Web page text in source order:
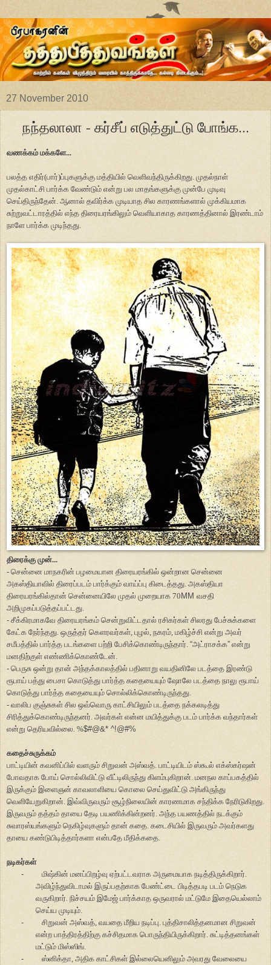
27 November 2010
நந்தலாலா - கர்சீப் எடுத்துட்டு போங்க...
வணக்கம் மக்களே...
பலத்த எதிர்(பார்)ப்புகளுக்கு மத்தியில் வெளிவந்திருக்கிறது. முதல்நாள்
முதல்காட்சி பார்க்க வேண்டும் என்று பல மாதங்களுக்கு முன்பே முடிவு
செய்திருந்தேன். ஆனால் தவிர்க்க முடியாத சில காரணங்களால் முக்கியமாக
சுற்றுவட்டாரத்தில் எந்த திரையரங்கிலும் வெளியாகாத காரணத்தினால் இரண்டாம்
நாளே பார்க்க முடிந்தது.
திரைக்கு முன்...
- சென்னை மாநகரின் பழமையான திரையரங்கில் ஒன்றான சென்னை
அகஸ்தியாவில் திரைப்படம் பார்க்கும் வாய்ப்பு கிடைத்தது. அகஸ்தியா
திரையரங்கில்தான் சென்னையிலே முதல் முறையாக 70 MM வசதி
அறிமுகப்படுத்தப்பட்டது.
- சீக்கிரமாகவே திரையரங்கம் சென்றுவிட்டதால் ரசிகர்கள் சிலரது பேச்சுக்களை
கேட்க நேர்ந்தது. ஒருத்தர் கெளரவர்கள், புழல், நகரம், மகிழ்ச்சி என்று அவர்
சமீபத்தில் பார்த்த படங்களை பற்றி பேசிக்கொண்டிருந்தார். “அட்ராசக்க” என்று
மனதிற்குள் எண்ணிக்கொண்டேன்.
- பெருசு ஒன்று தான் அந்தக்காலத்தில் பதினாறு வயதினிலே படத்தை இரண்டு
ரூபாய் பத்து பைசா கொடுத்து பார்த்த கதையையும் ஷோலே படத்தை நாலு ரூபாய்
கொடுத்து பார்த்த கதையையும் சொல்லிக்கொண்டிருந்தது.
- வாலிப குஞ்சுகள் சில ஒவ்வொரு காட்சியிலும் படத்தை நக்கலடித்து
சிரித்துக்கொண்டிருந்தனர். அவர்கள் என்ன மயித்துக்கு படம் பார்க்க வந்தார்கள்
என்று தெரியவில்லை. %$#@&* ^!@#%
கதைச்சுருக்கம்
பாட்டியின் கவனிப்பில் வளரும் சிறுவன் அஸ்வத். பாட்டியிடம் ஸ்கூல் எக்ஸ்கர்ஷன்
போவதாக போய் சொல்லிவிட்டு வீட்டிலிருந்து கிளம்புகிறான். மனநல காப்பகத்தில்
இருக்கும் இளைஞன் காவலாளியை கொலை செய்துவிட்டு அங்கிருந்து
வெளியேறுகிறான். இவ்விருவரும் சூழ்நிலையின் காரணமாக சந்திக்க நேரிடுகிறது.
இருவரும் தத்தம் தாயை தேடி பயணிக்கின்றனர். அந்த பயணத்தில் நடக்கும்
சுவாரஸ்யங்களும் நெகிழ்வுகளும் தான் கதை. கடைசியில் இருவரும் அவர்களது
தாயை கண்டுபிடித்தார்களா என்பதே மீதிக்கதை.
நடிகர்கள்
-
மிஷ்கின் மனப்பிறழ்வு ஏற்பட்டவராக அருமையாக நடித்திருக்கிறார்.
அவிழ்ந்துவிடாமல் இருப்பதற்காக பேண்ட்டை பிடித்தபடி படம் நெடுக
வருகிறார். நிச்சயம் இமேஜ் பார்க்காத ஒருவரால் மட்டுமே இதையெல்லாம்
செய்ய முடியும்.
-
சிறுவன் அஸ்வத், வயதை மீறிய நடிப்பு. புத்திசாலித்தனமான சிறுவன்
என்ற பாத்திரத்திற்கு கச்சிதமாக பொருந்தியிருக்கிறார். சுட்டித்தனங்கள்
மட்டும் மிஸ்ஸிங்.
-
ஸ்னிக்தா, அதிக காட்சிகள் இல்லையெனிலும் அவரது வேலையை